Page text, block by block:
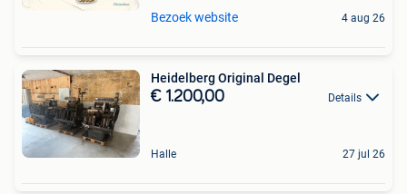
Bezoek website 4 aug 26
Heidelberg Original Degel
€ 1.200,00 Details
Halle 27 jul 26